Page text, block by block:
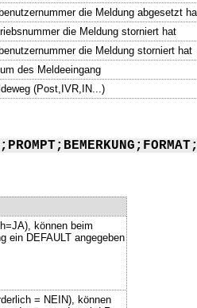
die Meldung abgesetzt
die Meldung storniert hat
die Meldung storniert hat
des Meldeeingang
(Post,IVR,IN...)
können beim
ein DEFAULT angegeben
= NEIN), können